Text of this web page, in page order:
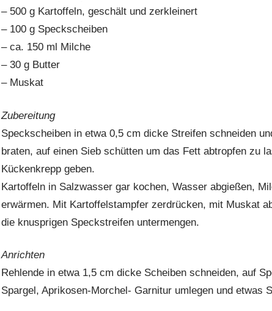
– 500 g Kartoffeln, geschält und zerkleinert
– 100 g Speckscheiben
– ca. 150 ml Milche
– 30 g Butter
– Muskat
Zubereitung
Speckscheiben in etwa 0,5 cm dicke Streifen schneiden
braten, auf einen Sieb schütten um das Fett abtropfen zu
Kückenkrepp geben.
Kartoffeln in Salzwasser gar kochen, Wasser abgießen,
erwärmen. Mit Kartoffelstampfer zerdrücken, mit Muskat
die knusprigen Speckstreifen untermengen.
Anrichten
Rehlende in etwa 1,5 cm dicke Scheiben schneiden, auf
Spargel, Aprikosen-Morchel- Garnitur umlegen und etwas